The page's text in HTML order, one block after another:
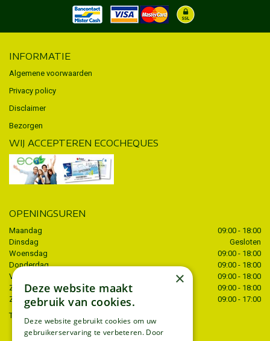
INFORMATIE
Algemene voorwaarden
Privacy policy
Disclaimer
Bezorgen
WIJ ACCEPTEREN ECOCHEQUES
OPENINGSUREN
Maandag
09:00 - 18:00
Dinsdag
Gesloten
Woensdag
09:00 - 18:00
Donderdag
09:00 - 18:00
Vrijdag
09:00 - 18:00
Zaterdag
09:00 - 18:00
Zondag
09:00 - 17:00
Toon alle openingstijden
×
Deze website maakt
gebruik van cookies.
Deze website gebruikt cookies om uw
gebruikerservaring te verbeteren. Door